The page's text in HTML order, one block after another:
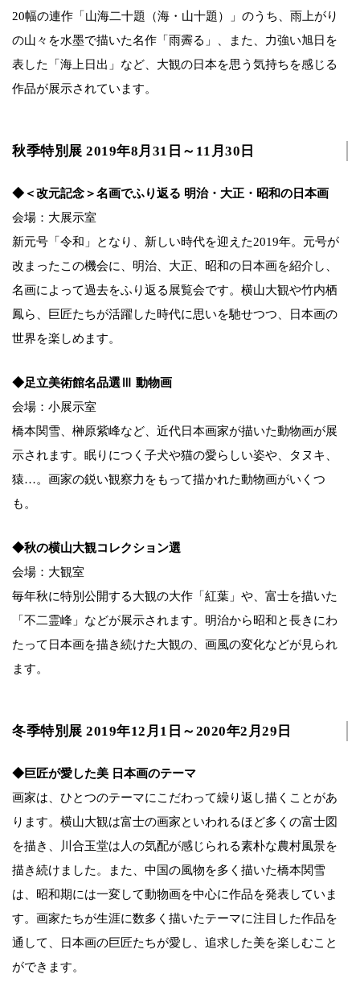
20幅の連作「山海二十題（海・山十題）」のうち、雨上がり
の山々を水墨で描いた名作「雨霽る」、また、力強い旭日を
表した「海上日出」など、大観の日本を思う気持ちを感じる
作品が展示されています。
秋季特別展 2019年8月31日～11月30日
◆＜改元記念＞名画でふり返る 明治・大正・昭和の日本画
会場：大展示室
新元号「令和」となり、新しい時代を迎えた2019年。元号が
改まったこの機会に、明治、大正、昭和の日本画を紹介し、
名画によって過去をふり返る展覧会です。横山大観や竹内栖
鳳ら、巨匠たちが活躍した時代に思いを馳せつつ、日本画の
世界を楽しめます。
◆足立美術館名品選Ⅲ 動物画
会場：小展示室
橋本関雪、榊原紫峰など、近代日本画家が描いた動物画が展
示されます。眠りにつく子犬や猫の愛らしい姿や、タヌキ、
猿…。画家の鋭い観察力をもって描かれた動物画がいくつ
も。
◆秋の横山大観コレクション選
会場：大観室
毎年秋に特別公開する大観の大作「紅葉」や、富士を描いた
「不二霊峰」などが展示されます。明治から昭和と長きにわ
たって日本画を描き続けた大観の、画風の変化などが見られ
ます。
冬季特別展 2019年12月1日～2020年2月29日
◆巨匠が愛した美 日本画のテーマ
画家は、ひとつのテーマにこだわって繰り返し描くことがあ
ります。横山大観は富士の画家といわれるほど多くの富士図
を描き、川合玉堂は人の気配が感じられる素朴な農村風景を
描き続けました。また、中国の風物を多く描いた橋本関雪
は、昭和期には一変して動物画を中心に作品を発表していま
す。画家たちが生涯に数多く描いたテーマに注目した作品を
通して、日本画の巨匠たちが愛し、追求した美を楽しむこと
ができます。